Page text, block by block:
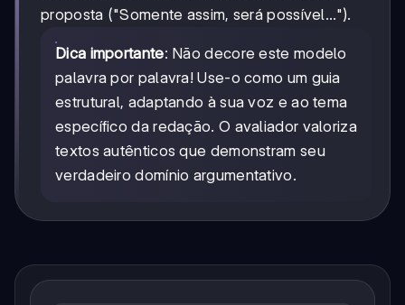
proposta ("Somente assim, será possível...").
Dica importante: Não decore este modelo
palavra por palavra! Use-o como um guia
estrutural, adaptando à sua voz e ao tema
específico da redação. O avaliador valoriza
textos autênticos que demonstram seu
verdadeiro domínio argumentativo.